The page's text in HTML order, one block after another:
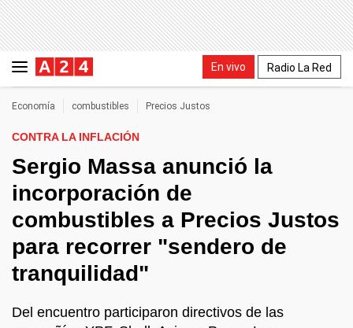
En vivo Radio La Red
Economía combustibles Precios Justos
CONTRA LA INFLACIÓN
Sergio Massa anunció la
incorporación de
combustibles a Precios Justos
para recorrer "sendero de
tranquilidad"
Del encuentro participaron directivos de las